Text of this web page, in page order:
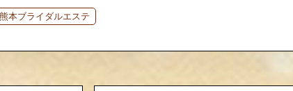
熊本ブライダルエステ